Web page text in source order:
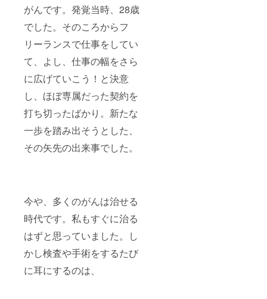
がんです。発覚当時、28歳
でした。そのころからフ
リーランスで仕事をしてい
て、よし、仕事の幅をさら
に広げていこう！と決意
し、ほぼ専属だった契約を
打ち切ったばかり。新たな
一歩を踏み出そうとした、
その矢先の出来事でした。
今や、多くのがんは治せる
時代です。私もすぐに治る
はずと思っていました。し
かし検査や手術をするたび
に耳にするのは、